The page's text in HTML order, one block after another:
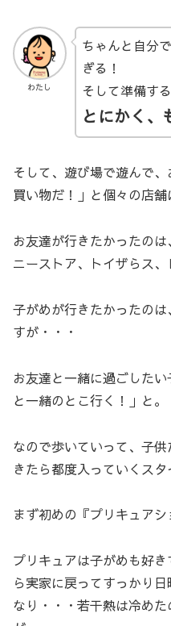
わたし
ちゃんと自分
ぎる！
そして準備す
とにかく、
そして、遊び場で遊んで
買い物だ！」と個々の店舗
お友達が行きたかったの
ニーストア、トイザらス、
子がめが行きたかったの
すが・・・
お友達と一緒に過ごした
と一緒のとこ行く！」と。
なので歩いていって、子
きたら都度入っていくスタ
まず初めの『プリキュアシ
プリキュアは子がめも好
ら実家に戻ってすっかり
なり・・・若干熱は冷め